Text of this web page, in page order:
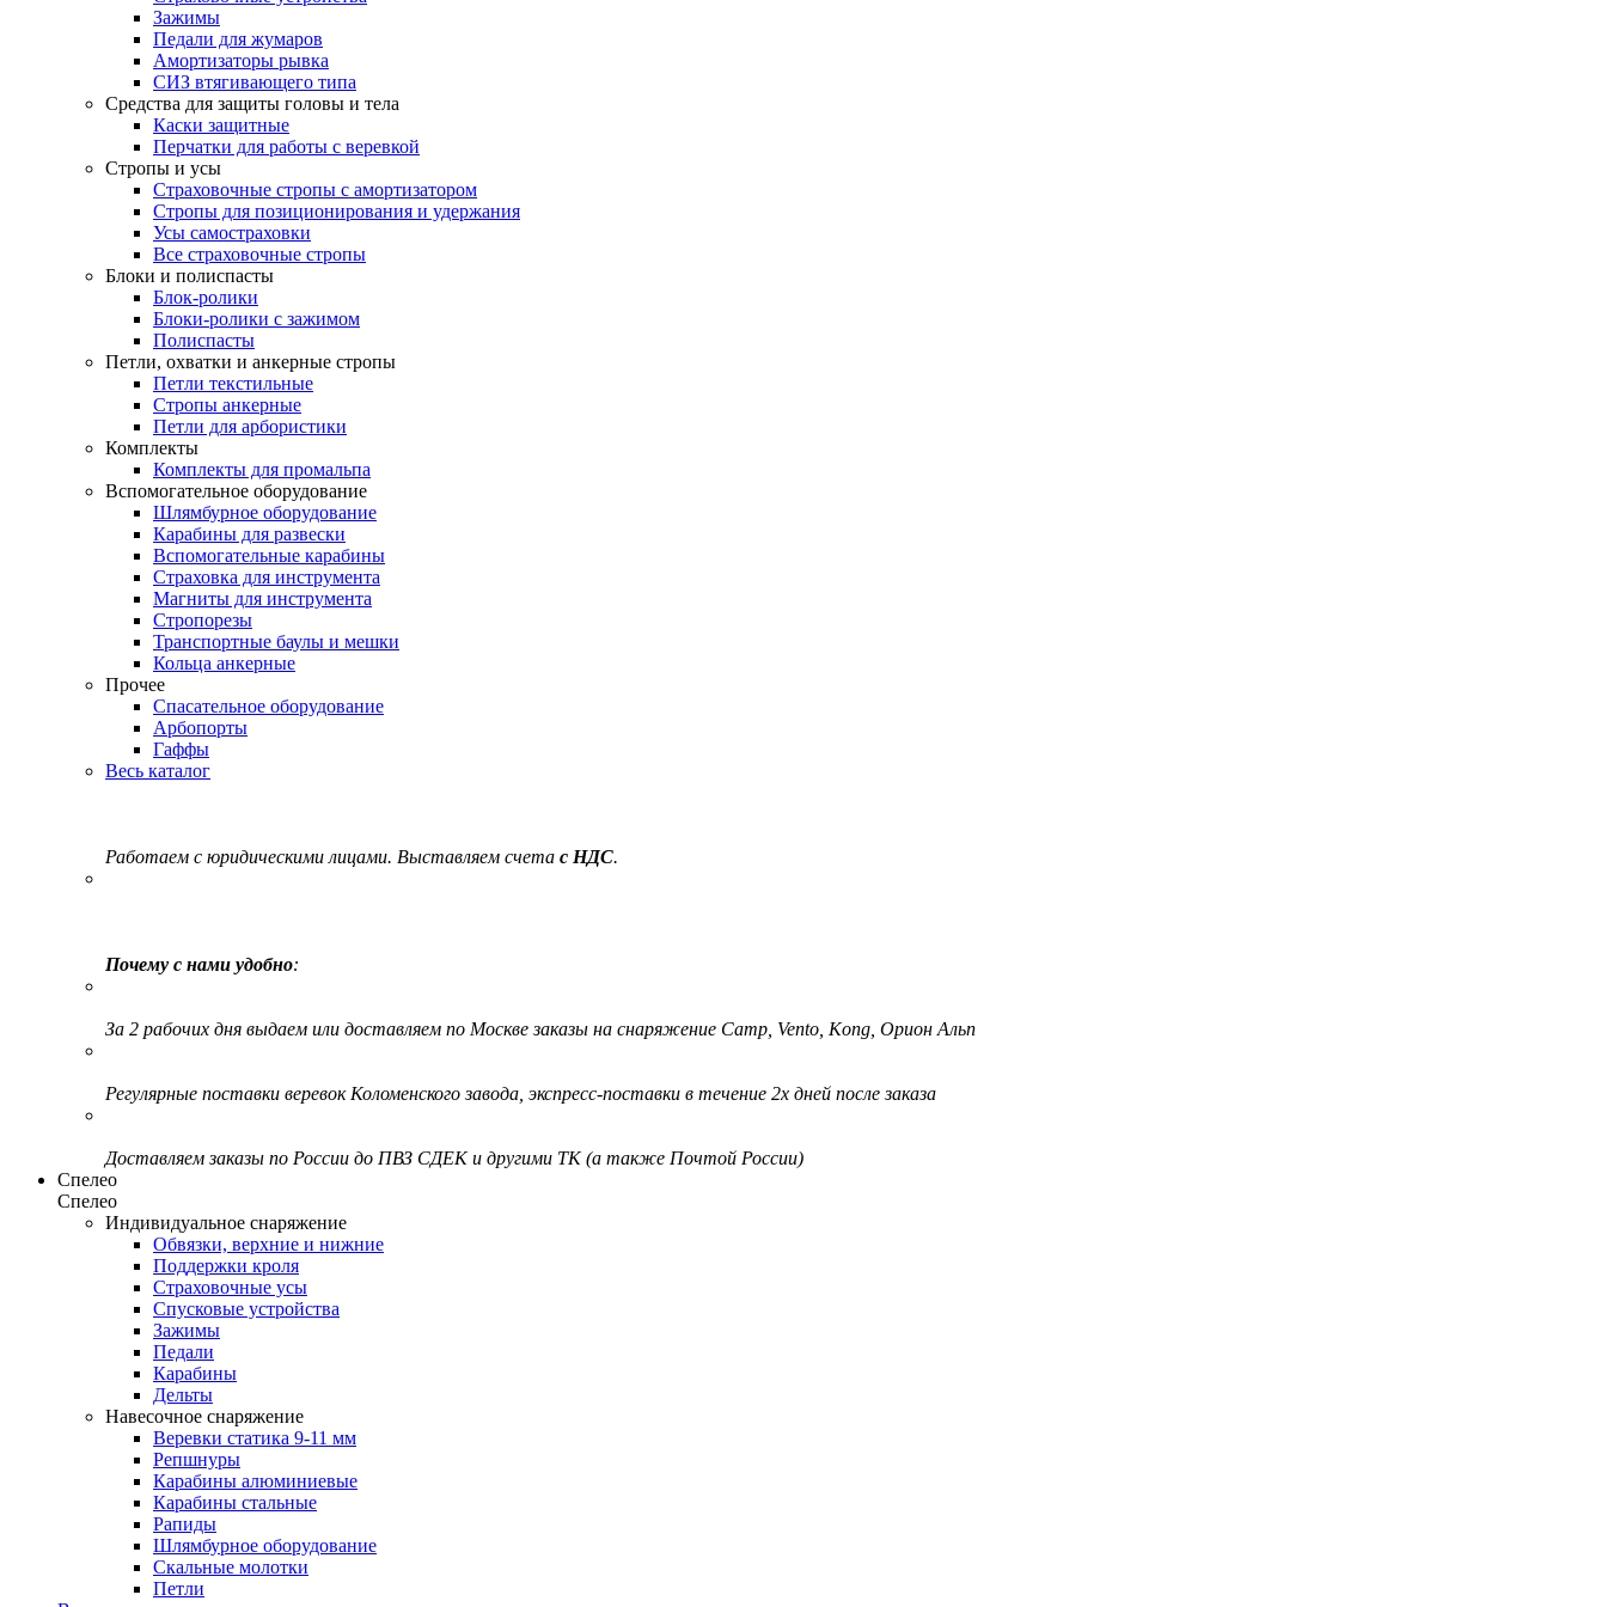
Зажимы
Педали для жумаров
Амортизаторы рывка
СИЗ втягивающего типа
Средства для защиты головы и тела
Каски защитные
Перчатки для работы с веревкой
Стропы и усы
Страховочные стропы с амортизатором
Стропы для позиционирования и удержания
Усы самостраховки
Все страховочные стропы
Блоки и полиспасты
Блок-ролики
Блоки-ролики с зажимом
Полиспасты
Петли, охватки и анкерные стропы
Петли текстильные
Стропы анкерные
Петли для арбористики
Комплекты
Комплекты для промальпа
Вспомогательное оборудование
Шлямбурное оборудование
Карабины для развески
Вспомогательные карабины
Страховка для инструмента
Магниты для инструмента
Стропорезы
Транспортные баулы и мешки
Кольца анкерные
Прочее
Спасательное оборудование
Арбопорты
Гаффы
Весь каталог
Работаем с юридическими лицами. Выставляем счета с НДС.
Почему с нами удобно:
За 2 рабочих дня выдаем или доставляем по Москве заказы на снаряжение Camp, Vento, Kong, Орион Альп
Регулярные поставки веревок Коломенского завода, экспресс-поставки в течение 2х дней после заказа
Доставляем заказы по России до ПВЗ СДЕК и другими ТК (а также Почтой России)
Спелео
Спелео
Индивидуальное снаряжение
Обвязки, верхние и нижние
Поддержки кроля
Страховочные усы
Спусковые устройства
Зажимы
Педали
Карабины
Дельты
Навесочное снаряжение
Веревки статика 9-11 мм
Репшнуры
Карабины алюминиевые
Карабины стальные
Рапиды
Шлямбурное оборудование
Скальные молотки
Петли